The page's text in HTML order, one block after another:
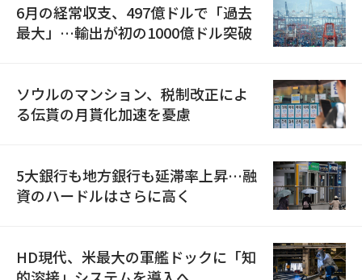
6月の経常収支、497億ドルで「過去
最大」…輸出が初の1000億ドル突破
ソウルのマンション、税制改正によ
る伝貰の月貰化加速を憂慮
5大銀行も地方銀行も延滞率上昇…融
資のハードルはさらに高く
HD現代、米最大の軍艦ドックに「知